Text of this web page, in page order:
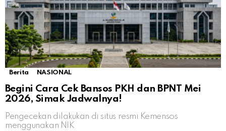
Berita NASIONAL
Begini Cara Cek Bansos PKH dan BPNT Mei
2026, Simak Jadwalnya!
Pengecekan dilakukan di situs resmi Kemensos
menggunakan NIK